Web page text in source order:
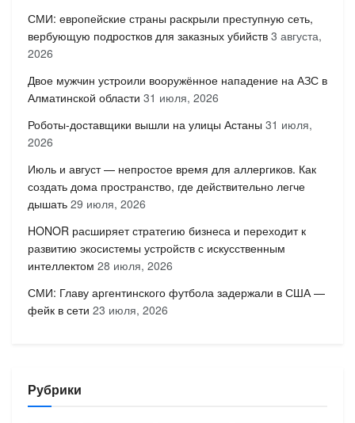
СМИ: европейские страны раскрыли преступную сеть,
вербующую подростков для заказных убийств 3 августа,
2026
Двое мужчин устроили вооружённое нападение на АЗС в
Алматинской области 31 июля, 2026
Роботы-доставщики вышли на улицы Астаны 31 июля,
2026
Июль и август — непростое время для аллергиков. Как
создать дома пространство, где действительно легче
дышать 29 июля, 2026
HONOR расширяет стратегию бизнеса и переходит к
развитию экосистемы устройств с искусственным
интеллектом 28 июля, 2026
СМИ: Главу аргентинского футбола задержали в США —
фейк в сети 23 июля, 2026
Рубрики